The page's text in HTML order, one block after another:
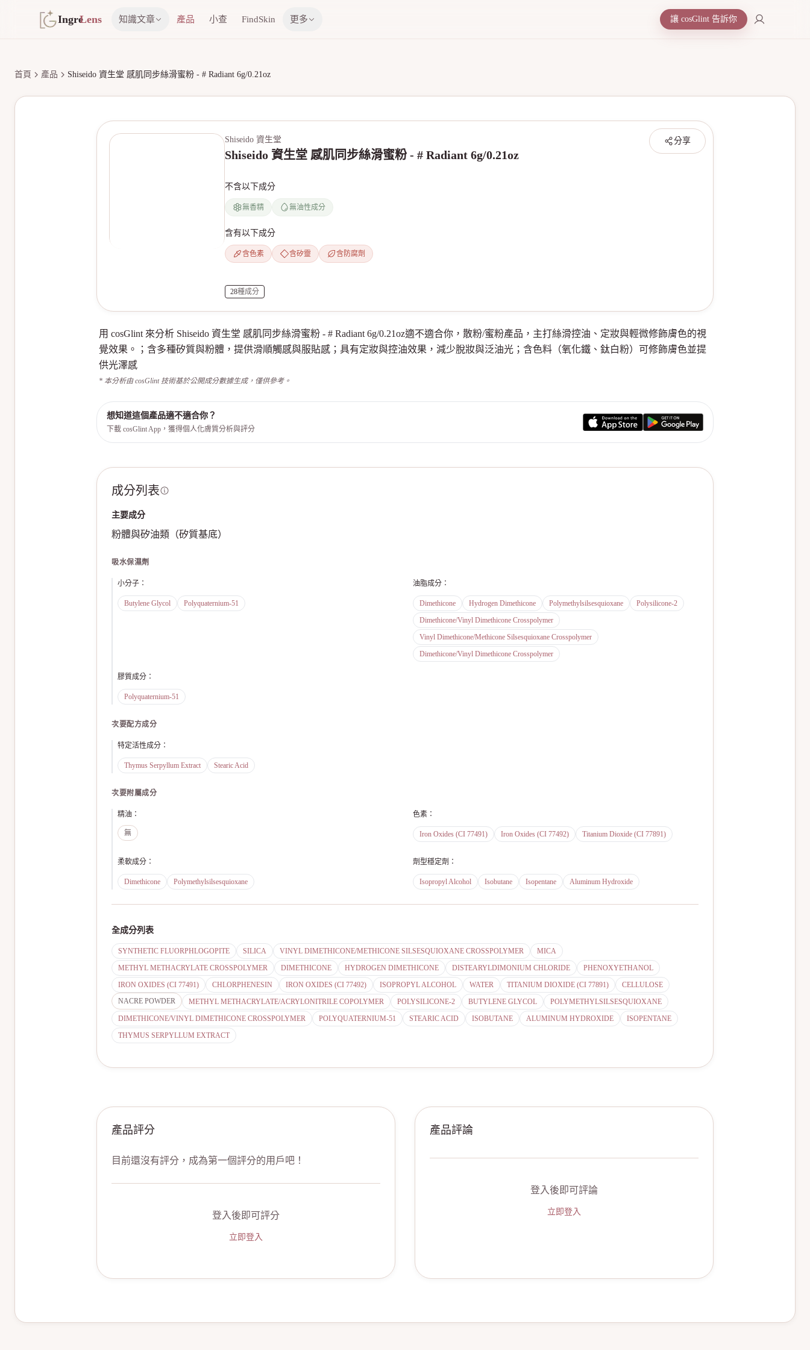
IngreLens 知識文章 產品 小查 FindSkin 更多 讓 cosGlint 告訴你
首頁 產品 Shiseido 資生堂 感肌同步絲滑蜜粉 - # Radiant 6g/0.21oz
分享
Shiseido 資生堂
Shiseido 資生堂 感肌同步絲滑蜜粉 - # Radiant 6g/0.21oz
不含以下成分
無香精 無油性成分
含有以下成分
含色素 含矽靈 含防腐劑
28種成分
用 cosGlint 來分析 Shiseido 資生堂 感肌同步絲滑蜜粉 - # Radiant 6g/0.21oz適不適合你，散粉/蜜粉產品，主打絲滑控油、定妝與輕微修飾膚色的視
覺效果。；含多種矽質與粉體，提供滑順觸感與服貼感；具有定妝與控油效果，減少脫妝與泛油光；含色料（氧化鐵、鈦白粉）可修飾膚色並提
供光澤感
* 本分析由 cosGlint 技術基於公開成分數據生成，僅供參考。
想知道這個產品適不適合你？
下載 cosGlint App，獲得個人化膚質分析與評分
成分列表
主要成分
粉體與矽油類（矽質基底）
吸水保濕劑
小分子 ：
Butylene Glycol Polyquaternium-51
油脂成分 ：
Dimethicone Hydrogen Dimethicone Polymethylsilsesquioxane
Polysilicone-2
Dimethicone/Vinyl Dimethicone Crosspolymer
Vinyl Dimethicone/Methicone Silsesquioxane Crosspolymer
Dimethicone/Vinyl Dimethicone Crosspolymer
膠質成分 ：
Polyquaternium-51
次要配方成分
特定活性成分 ：
Thymus Serpyllum Extract Stearic Acid
次要附屬成分
精油 ：
無
色素 ：
Iron Oxides (CI 77491) Iron Oxides (CI 77492) Titanium Dioxide (CI 77891)
柔軟成分 ：
Dimethicone Polymethylsilsesquioxane
劑型穩定劑 ：
Isopropyl Alcohol Isobutane Isopentane Aluminum Hydroxide
全成分列表
SYNTHETIC FLUORPHLOGOPITE SILICA VINYL DIMETHICONE/METHICONE SILSESQUIOXANE CROSSPOLYMER
MICA
METHYL METHACRYLATE CROSSPOLYMER
DIMETHICONE HYDROGEN DIMETHICONE DISTEARYLDIMONIUM CHLORIDE
PHENOXYETHANOL
IRON OXIDES (CI 77491)
CHLORPHENESIN IRON OXIDES (CI 77492) ISOPROPYL ALCOHOL WATER TITANIUM DIOXIDE (CI 77891)
CELLULOSE
NACRE POWDER
METHYL METHACRYLATE/ACRYLONITRILE COPOLYMER POLYSILICONE-2 BUTYLENE GLYCOL
POLYMETHYLSILSESQUIOXANE
DIMETHICONE/VINYL DIMETHICONE CROSSPOLYMER
POLYQUATERNIUM-51 STEARIC ACID ISOBUTANE ALUMINUM HYDROXIDE
ISOPENTANE
THYMUS SERPYLLUM EXTRACT
產品評分
目前還沒有評分，成為第一個評分的用戶吧！
登入後即可評分
立即登入
產品評論
登入後即可評論
立即登入